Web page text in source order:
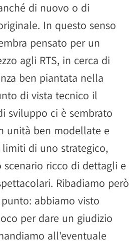
di nuovo o di
In questo senso
pensato per un
agli RTS, in cerca di
ben piantata nella
di vista tecnico il
sviluppo ci è sembrato
unità ben modellate e
di uno strategico,
scenario ricco di dettagli e
Ribadiamo però
abbiamo visto
per dare un giudizio
all'eventuale